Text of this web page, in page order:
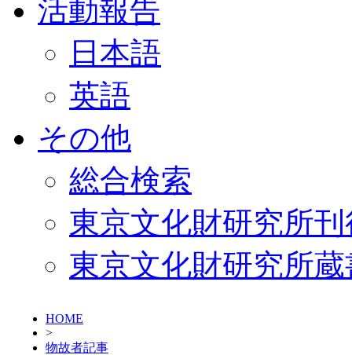
活動報告
日本語
英語
その他
総合検索
東京文化財研究所
東京文化財研究所
HOME
>
物故者記事